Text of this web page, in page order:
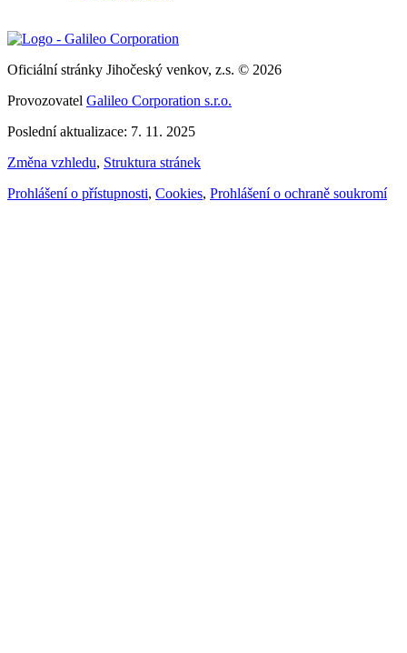
Oficiální stránky Jihočeský venkov, z.s. © 2026
Provozovatel Galileo Corporation s.r.o.
Poslední aktualizace: 7. 11. 2025
Změna vzhledu, Struktura stránek
Prohlášení o přístupnosti, Cookies, Prohlášení o ochraně soukromí